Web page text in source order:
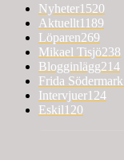
Nyheter1520
Aktuellt1189
Löparen269
Mikael Tisjö238
Blogginlägg214
Frida Södermark
Intervjuer124
Eskil120